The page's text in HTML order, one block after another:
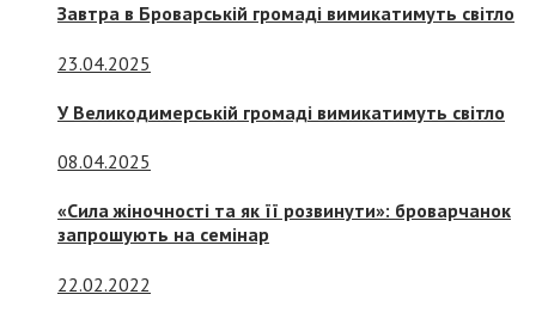
Завтра в Броварській громаді вимикатимуть світло
23.04.2025
У Великодимерській громаді вимикатимуть світло
08.04.2025
«Сила жіночності та як її розвинути»: броварчанок
запрошують на семінар
22.02.2022